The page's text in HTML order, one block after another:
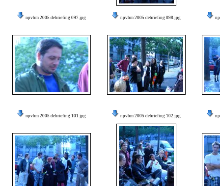
npvbm 2005 debriefing 097.jpg npvbm 2005 debriefing 098.jpg
npvbm 2005 debriefing 101.jpg npvbm 2005 debriefing 102.jpg